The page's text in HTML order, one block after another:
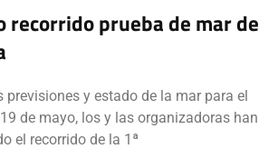
recorrido prueba de mar de
previsiones y estado de la mar para el
de mayo, los y las organizadoras han
el recorrido de la 1ª